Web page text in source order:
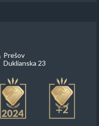
Prešov
Duklianska 23
+2